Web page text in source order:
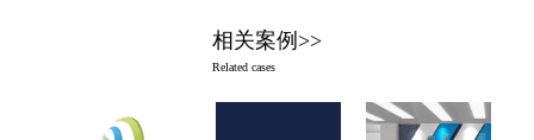
相关案例>>
Related cases